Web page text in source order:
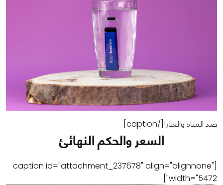
ضد المياة والغبار![/caption]
السعر والحكم النهائئ
[caption id="attachment_237678" align="alignnone"
width="5472"]